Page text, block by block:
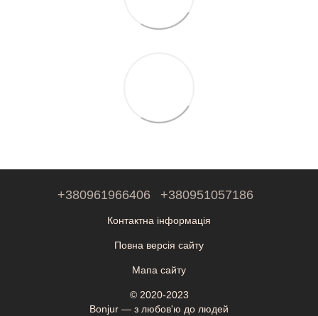
+380961966406 +380951057186
Контактна інформація
Повна версія сайту
Мапа сайту
© 2020-2023
Bonjur — з любов'ю до людей